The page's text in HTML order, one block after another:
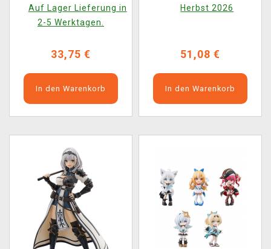
Auf Lager Lieferung in
2-5 Werktagen.
33,75 €
In den Warenkorb
Company)
Herbst 2026
51,08 €
In den Warenkorb